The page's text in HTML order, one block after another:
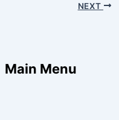
NEXT
Main Menu